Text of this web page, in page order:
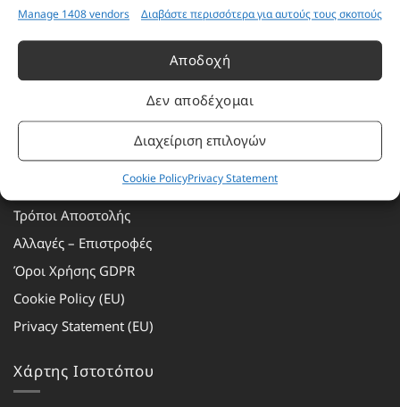
Manage 1408 vendors Διαβάστε περισσότερα για αυτούς τους σκοπούς
Αποδοχή
Δεν αποδέχομαι
Διαχείριση επιλογών
Cookie PolicyPrivacy Statement
Πρόγραμμα Ανταμοιβής
Επικοινωνία
Τρόποι Πληρωμής
Τρόποι Αποστολής
Αλλαγές – Επιστροφές
Όροι Χρήσης GDPR
Cookie Policy (EU)
Privacy Statement (EU)
Χάρτης Ιστοτόπου